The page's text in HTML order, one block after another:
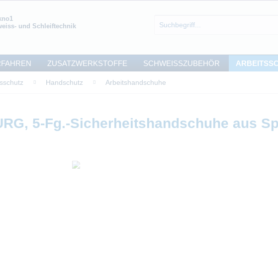
und Schleiftechnik
ZUSATZWERKSTOFFE SCHWEISSZUBEHÖR
Handschutz Arbeitshandschuhe
5-Fg.-Sicherheitshandschuhe aus